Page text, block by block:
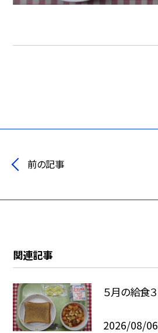
前の記事
関連記事
５月の給食３
2026/08/06